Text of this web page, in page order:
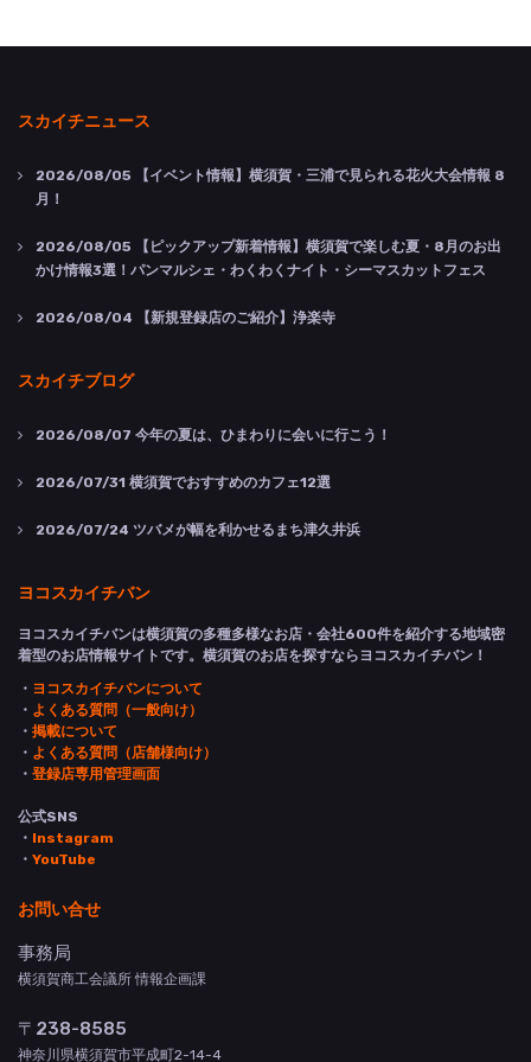
スカイチニュース
2026/08/05 【イベント情報】横須賀・三浦で見られる花火大会情報 8
月！
2026/08/05 【ピックアップ新着情報】横須賀で楽しむ夏・8月のお出
かけ情報3選！パンマルシェ・わくわくナイト・シーマスカットフェス
2026/08/04 【新規登録店のご紹介】浄楽寺
スカイチブログ
2026/08/07 今年の夏は、ひまわりに会いに行こう！
2026/07/31 横須賀でおすすめのカフェ12選
2026/07/24 ツバメが幅を利かせるまち津久井浜
ヨコスカイチバン
ヨコスカイチバンは横須賀の多種多様なお店・会社600件を紹介する地域密
着型のお店情報サイトです。横須賀のお店を探すならヨコスカイチバン！
・ ヨコスカイチバンについて
・ よくある質問（一般向け）
・ 掲載について
・ よくある質問（店舗様向け）
・ 登録店専用管理画面
公式SNS
・ Instagram
・ YouTube
お問い合せ
事務局
横須賀商工会議所 情報企画課
〒238-8585
神奈川県横須賀市平成町2-14-4